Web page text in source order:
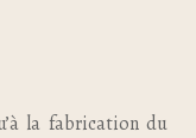
la fabrication du